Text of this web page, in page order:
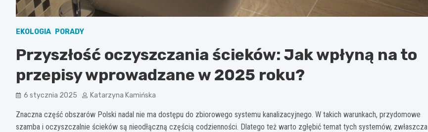
EKOLOGIA PORADY
Przyszłość oczyszczania ścieków: Jak wpłyną na to
przepisy wprowadzane w 2025 roku?
6 stycznia 2025 Katarzyna Kamińska
Znaczna część obszarów Polski nadal nie ma dostępu do zbiorowego systemu kanalizacyjnego. W takich warunkach, przydomowe
szamba i oczyszczalnie ścieków są nieodłączną częścią codzienności. Dlatego też warto zgłębić temat tych systemów, zwłaszcza